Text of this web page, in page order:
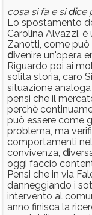
cosa si fa e sidice
Lo spostamento
Carolina Alvazzi,
Zanotti, come può
divenire un'opera
Riguardo poi ai
solita storia, caro
situazione
pensi che il
perchè
può essere come
problema, ma
comportamenti
convivenza, di
oggi faccio
Pensi che in via
danneggiando i
intervento al
anno finisca la